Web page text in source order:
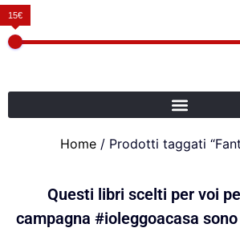
15€
Home / Prodotti taggati
Questi libri scelti per voi
campagna #ioleggoacasa